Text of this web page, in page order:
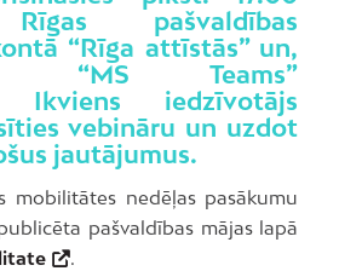
pašvaldības
“Rīga attīstās”un,
“MS Teams”
Ikviens iedzīvotājs
vebināru un uzdot
jautājumus.
mobilitātes nedēļas pasākumu
pašvaldības mājas lapā
.